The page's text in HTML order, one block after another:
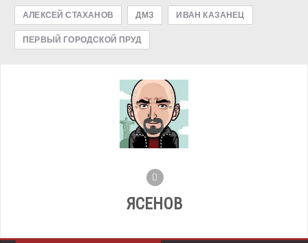
АЛЕКСЕЙ СТАХАНОВ ДМЗ ИВАН КАЗАНЕЦ
ПЕРВЫЙ ГОРОДСКОЙ ПРУД
ЯСЕНОВ